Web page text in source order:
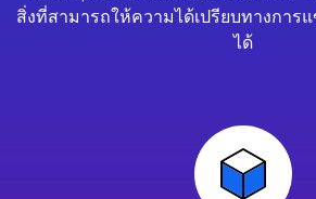
สิ่งที่สามารถให้ความได้เปรียบทางกา
ได้